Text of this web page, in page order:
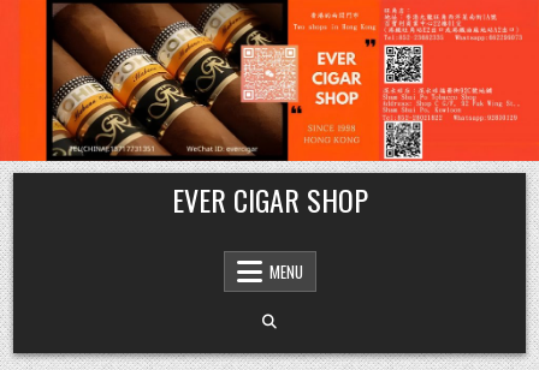
Skip
to
content
EVER CIGAR SHOP
MENU